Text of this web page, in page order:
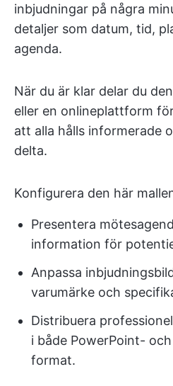
inbjudningar på några
detaljer som datum, tid,
agenda.
När du är klar delar du
eller en onlineplattform
att alla hålls informerade
delta.
Konfigurera den här
Presentera
information för
Anpassa
varumärke och
Distribuera
i både PowerPoint-
format.